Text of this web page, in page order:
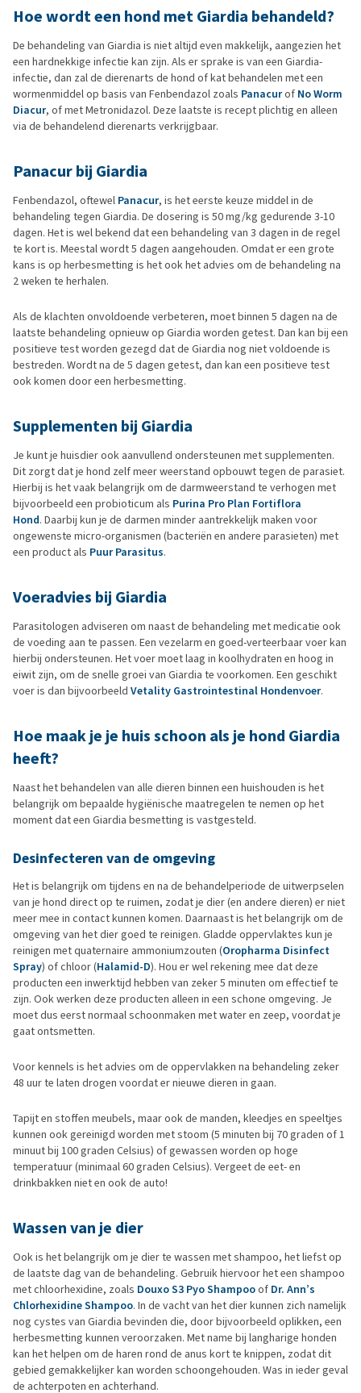
Hoe wordt een hond met Giardia behandeld?
De behandeling van Giardia is niet altijd even makkelijk, aangezien het
een hardnekkige infectie kan zijn. Als er sprake is van een Giardia-
infectie, dan zal de dierenarts de hond of kat behandelen met een
wormenmiddel op basis van Fenbendazol zoals Panacurof No Worm
Diacur, of met Metronidazol. Deze laatste is recept plichtig en alleen
via de behandelend dierenarts verkrijgbaar.
Panacur bij Giardia
Fenbendazol, oftewel Panacur, is het eerste keuze middel in de
behandeling tegen Giardia. De dosering is 50 mg/kg gedurende 3-10
dagen. Het is wel bekend dat een behandeling van 3 dagen in de regel
te kort is. Meestal wordt 5 dagen aangehouden. Omdat er een grote
kans is op herbesmetting is het ook het advies om de behandeling na
2 weken te herhalen.
Als de klachten onvoldoende verbeteren, moet binnen 5 dagen na de
laatste behandeling opnieuw op Giardia worden getest. Dan kan bij een
positieve test worden gezegd dat de Giardia nog niet voldoende is
bestreden. Wordt na de 5 dagen getest, dan kan een positieve test
ook komen door een herbesmetting.
Supplementen bij Giardia
Je kunt je huisdier ook aanvullend ondersteunen met supplementen.
Dit zorgt dat je hond zelf meer weerstand opbouwt tegen de parasiet.
Hierbij is het vaak belangrijk om de darmweerstand te verhogen met
bijvoorbeeld een probioticum als Purina Pro Plan Fortiflora
Hond. Daarbij kun je de darmen minder aantrekkelijk maken voor
ongewenste micro-organismen (bacteriën en andere parasieten) met
een product als Puur Parasitus.
Voeradvies bij Giardia
Parasitologen adviseren om naast de behandeling met medicatie ook
de voeding aan te passen. Een vezelarm en goed-verteerbaar voer kan
hierbij ondersteunen. Het voer moet laag in koolhydraten en hoog in
eiwit zijn, om de snelle groei van Giardia te voorkomen. Een geschikt
voer is dan bijvoorbeeld Vetality Gastrointestinal Hondenvoer.
Hoe maak je je huis schoon als je hond Giardia
heeft?
Naast het behandelen van alle dieren binnen een huishouden is het
belangrijk om bepaalde hygiënische maatregelen te nemen op het
moment dat een Giardia besmetting is vastgesteld.
Desinfecteren van de omgeving
Het is belangrijk om tijdens en na de behandelperiode de uitwerpselen
van je hond direct op te ruimen, zodat je dier (en andere dieren) er niet
meer mee in contact kunnen komen. Daarnaast is het belangrijk om de
omgeving van het dier goed te reinigen. Gladde oppervlaktes kun je
reinigen met quaternaire ammoniumzouten (Oropharma Disinfect
Spray) of chloor (Halamid-D). Hou er wel rekening mee dat deze
producten een inwerktijd hebben van zeker 5 minuten om effectief te
zijn. Ook werken deze producten alleen in een schone omgeving. Je
moet dus eerst normaal schoonmaken met water en zeep, voordat je
gaat ontsmetten.
Voor kennels is het advies om de oppervlakken na behandeling zeker
48 uur te laten drogen voordat er nieuwe dieren in gaan.
Tapijt en stoffen meubels, maar ook de manden, kleedjes en speeltjes
kunnen ook gereinigd worden met stoom (5 minuten bij 70 graden of 1
minuut bij 100 graden Celsius) of gewassen worden op hoge
temperatuur (minimaal 60 graden Celsius). Vergeet de eet- en
drinkbakken niet en ook de auto!
Wassen van je dier
Ook is het belangrijk om je dier te wassen met shampoo, het liefst op
de laatste dag van de behandeling. Gebruik hiervoor het een shampoo
met chloorhexidine, zoals Douxo S3 Pyo Shampooof Dr. Ann’s
Chlorhexidine Shampoo. In de vacht van het dier kunnen zich namelijk
nog cystes van Giardia bevinden die, door bijvoorbeeld oplikken, een
herbesmetting kunnen veroorzaken. Met name bij langharige honden
kan het helpen om de haren rond de anus kort te knippen, zodat dit
gebied gemakkelijker kan worden schoongehouden. Was in ieder geval
de achterpoten en achterhand.